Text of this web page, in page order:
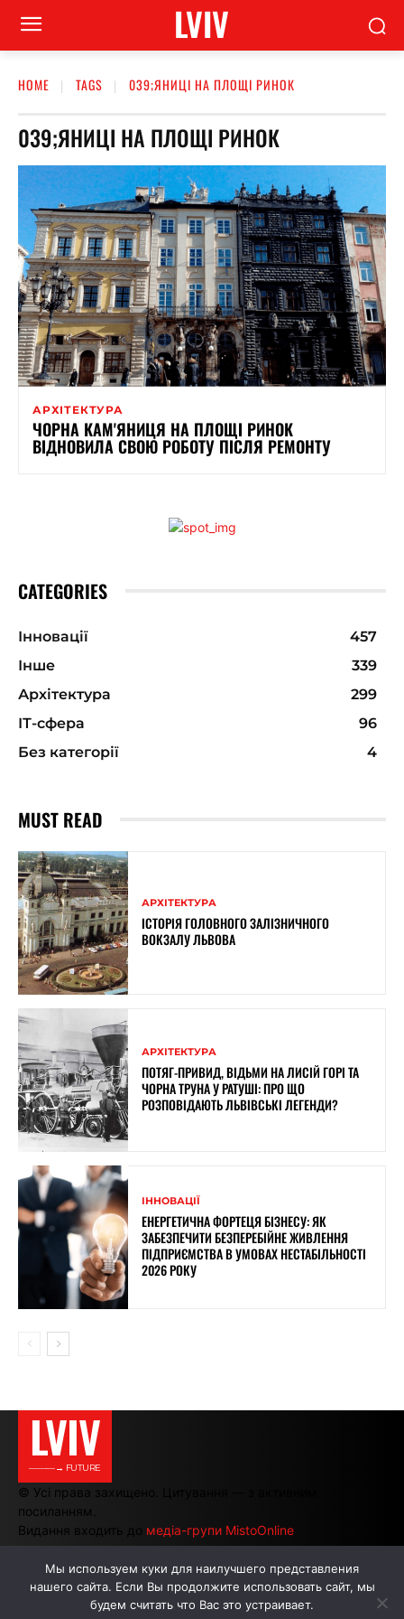
LVIV
HOME TAGS 039;ЯНИЦІ НА ПЛОЩІ РИНОК
039;ЯНИЦІ НА ПЛОЩІ РИНОК
АРХІТЕКТУРА
ЧОРНА КАМ'ЯНИЦЯ НА ПЛОЩІ РИНОК
ВІДНОВИЛА СВОЮ РОБОТУ ПІСЛЯ РЕМОНТУ
CATEGORIES
Інновації
457
Інше
339
Архітектура
299
ІТ-сфера
96
Без категорії
4
MUST READ
АРХІТЕКТУРА
ІСТОРІЯ ГОЛОВНОГО ЗАЛІЗНИЧНОГО
ВОКЗАЛУ ЛЬВОВА
АРХІТЕКТУРА
ПОТЯГ-ПРИВИД, ВІДЬМИ НА ЛИСІЙ ГОРІ ТА
ЧОРНА ТРУНА У РАТУШІ: ПРО ЩО
РОЗПОВІДАЮТЬ ЛЬВІВСЬКІ ЛЕГЕНДИ?
ІННОВАЦІЇ
ЕНЕРГЕТИЧНА ФОРТЕЦЯ БІЗНЕСУ: ЯК
ЗАБЕЗПЕЧИТИ БЕЗПЕРЕБІЙНЕ ЖИВЛЕННЯ
ПІДПРИЄМСТВА В УМОВАХ НЕСТАБІЛЬНОСТІ
2026 РОКУ
LVIV
———→ FUTURE
© Усі права захищено. Цитування — з активним
посиланням.
Видання входить до медіа-групи MistoOnline
АВТОРИ РЕКЛАМА НА САЙТІ
Мы используем куки для наилучшего представления
нашего сайта. Если Вы продолжите использовать сайт, мы
будем считать что Вас это устраивает.